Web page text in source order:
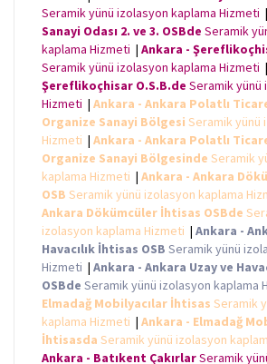
Seramik yünü izolasyon kaplama Hizmeti |
Sanayi Odası 2. ve 3. OSBde Seramik
kaplama Hizmeti | Ankara -
Seramik yünü izolasyon kaplama Hizmeti |
Şereflikoçhisar O.S.B.de Seramik yünü
Hizmeti | Ankara - Ankara Polatlı
Organize Sanayi Bölgesi Seramik yünü
Hizmeti | Ankara - Ankara Polatlı
Organize Sanayi Bölgesinde Seramik
kaplama Hizmeti | Ankara - Ankara
OSB Seramik yünü izolasyon kaplama
Ankara Dökümcüler İhtisas OSBde
izolasyon kaplama Hizmeti | Ankara -
Havacılık İhtisas OSB Seramik yünü
Hizmeti | Ankara - Ankara Uzay ve
OSBde Seramik yünü izolasyon kaplama
Elmadağ Mobilyacılar İhtisas Seramik
kaplama Hizmeti | Ankara - Elmadağ
İhtisasda Seramik yünü izolasyon
Ankara - Batıkent ÇakırlarSeramik